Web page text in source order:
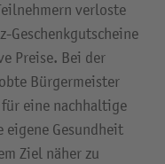
verloste
Geschenkgutscheine
Preise. Bei der
Bürgermeister
eine nachhaltige
eigene Gesundheit
Ziel näher zu